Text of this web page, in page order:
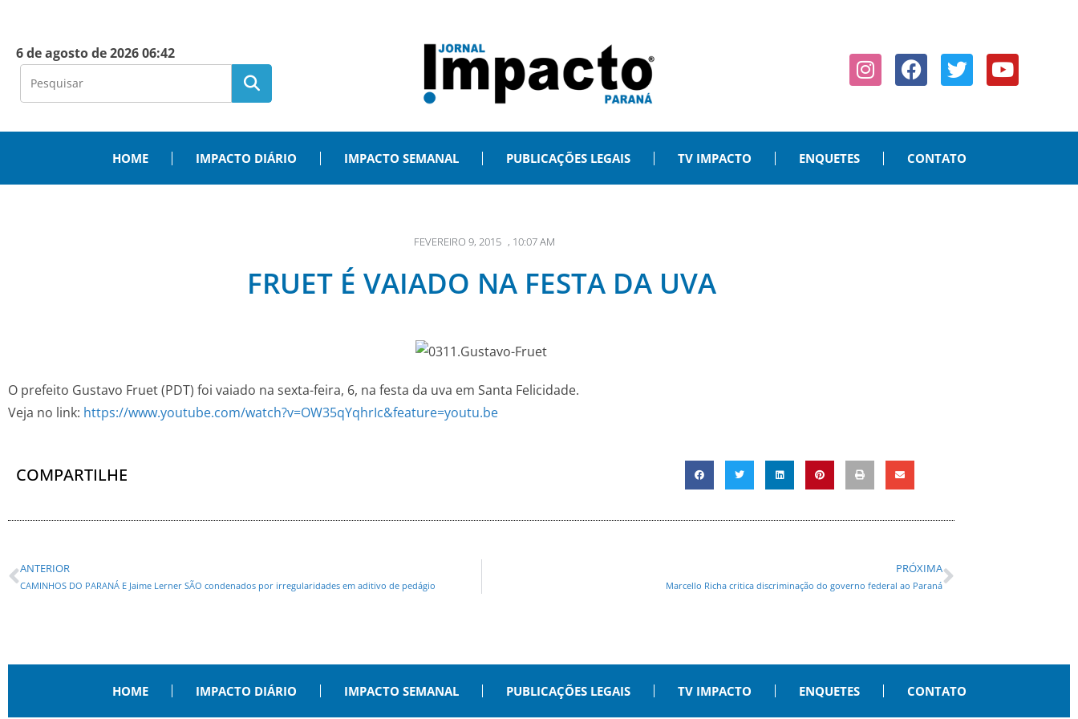
6 de agosto de 2026 06:42
HOME IMPACTO DIÁRIO IMPACTO SEMANAL PUBLICAÇÕES LEGAIS TV IMPACTO ENQUETES CONTATO
FEVEREIRO 9, 2015 , 10:07 AM
FRUET É VAIADO NA FESTA DA UVA
O prefeito Gustavo Fruet (PDT) foi vaiado na sexta-feira, 6, na festa da uva em Santa Felicidade.
Veja no link: https://www.youtube.com/watch?v=OW35qYqhrIc&feature=youtu.be
COMPARTILHE
ANTERIOR
CAMINHOS DO PARANÁ E Jaime Lerner SÃO condenados por irregularidades em aditivo de pedágio
PRÓXIMA
Marcello Richa critica discriminação do governo federal ao Paraná
HOME IMPACTO DIÁRIO IMPACTO SEMANAL PUBLICAÇÕES LEGAIS TV IMPACTO ENQUETES CONTATO